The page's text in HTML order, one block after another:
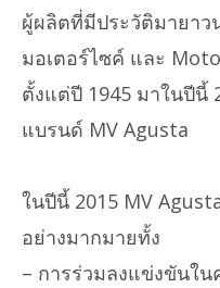
ผู้ผลิตที่มีประวัติมายาว
มอเตอร์ไซค์ และ
ตั้งแต่ปี 1945 มาในปีนี้
แบรนด์ MV Agusta
ในปีนี้ 2015 MV
อย่างมากมายทั้ง
– การร่วมลงแข่งขันใน